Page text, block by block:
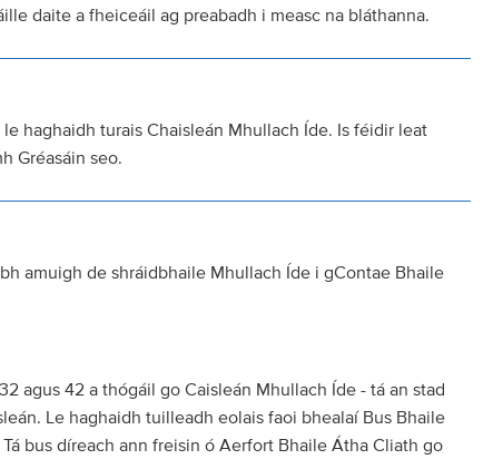
daite a fheiceáil ag preabadh i measc na bláthanna.
haghaidh turais Chaisleán Mhullach Íde. Is féidir leat
Gréasáin seo.
amuigh de shráidbhaile Mhullach Íde i gContae Bhaile
agus 42 a thógáil go Caisleán Mhullach Íde - tá an stad
Le haghaidh tuilleadh eolais faoi bhealaí Bus Bhaile
Tá bus díreach ann freisin ó Aerfort Bhaile Átha Cliath go